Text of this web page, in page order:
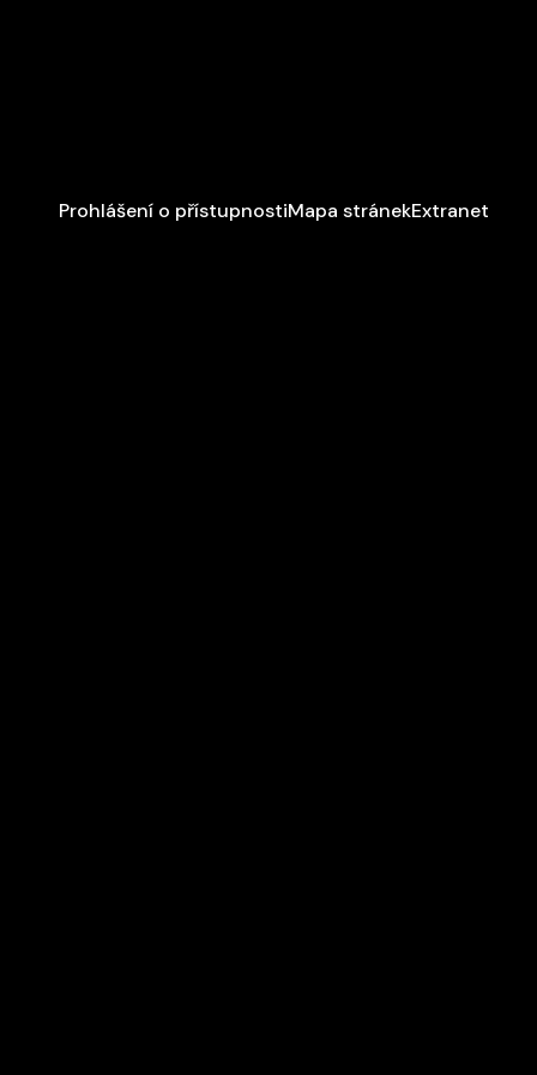
Prohlášení o přístupnostiMapa stránekExtranet